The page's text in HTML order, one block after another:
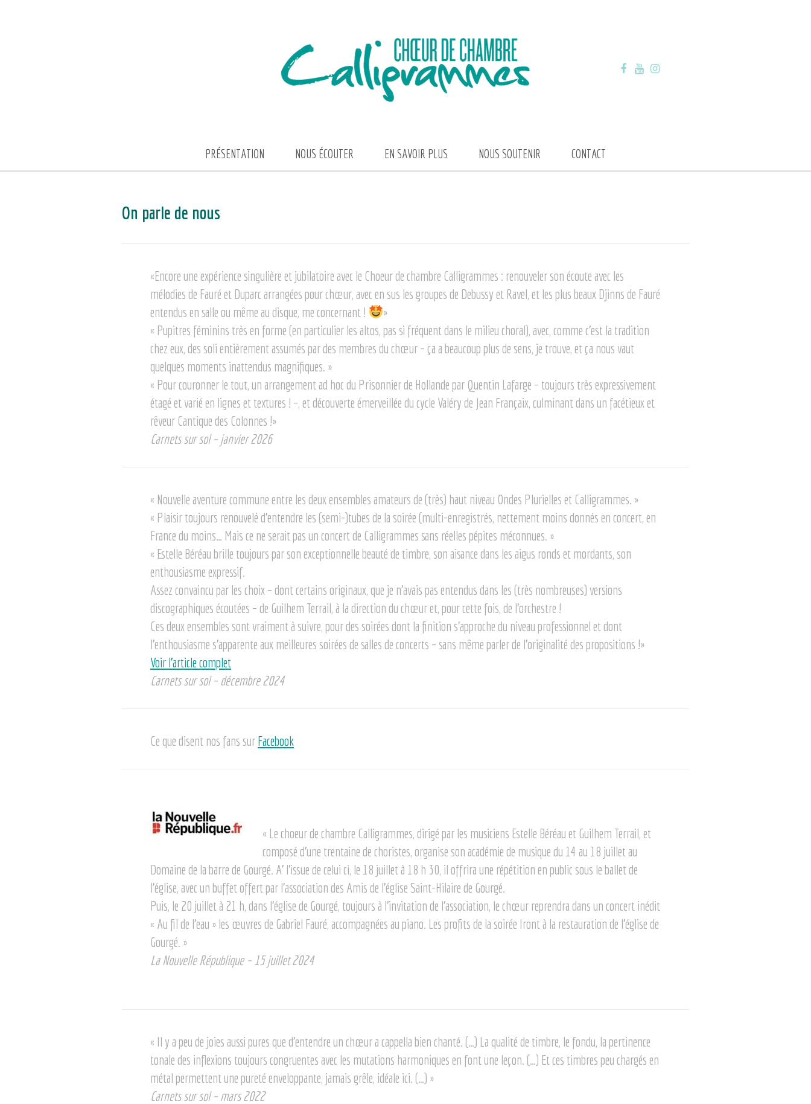
PRÉSENTATION NOUS ÉCOUTER EN SAVOIR PLUS NOUS SOUTENIR CONTACT
On parle de nous
«Encore une expérience singulière et jubilatoire avec le Choeur de chambre Calligrammes : renouveler son écoute avec les
mélodies de Fauré et Duparc arrangées pour chœur, avec en sus les groupes de Debussy et Ravel, et les plus beaux Djinns de Fauré
entendus en salle ou même au disque, me concernant !
»
« Pupitres féminins très en forme (en particulier les altos, pas si fréquent dans le milieu choral), avec, comme c’est la tradition
chez eux, des soli entièrement assumés par des membres du chœur – ça a beaucoup plus de sens, je trouve, et ça nous vaut
quelques moments inattendus magnifiques. »
« Pour couronner le tout, un arrangement ad hoc du Prisonnier de Hollande par Quentin Lafarge – toujours très expressivement
étagé et varié en lignes et textures ! –, et découverte émerveillée du cycle Valéry de Jean Françaix, culminant dans un facétieux et
rêveur Cantique des Colonnes !»
Carnets sur sol – janvier 2026
« Nouvelle aventure commune entre les deux ensembles amateurs de (très) haut niveau Ondes Plurielles et Calligrammes. »
« Plaisir toujours renouvelé d’entendre les (semi-)tubes de la soirée (multi-enregistrés, nettement moins donnés en concert, en
France du moins… Mais ce ne serait pas un concert de Calligrammes sans réelles pépites méconnues. »
« Estelle Béréau brille toujours par son exceptionnelle beauté de timbre, son aisance dans les aigus ronds et mordants, son
enthousiasme expressif.
Assez convaincu par les choix – dont certains originaux, que je n’avais pas entendus dans les (très nombreuses) versions
discographiques écoutées – de Guilhem Terrail, à la direction du chœur et, pour cette fois, de l’orchestre !
Ces deux ensembles sont vraiment à suivre, pour des soirées dont la finition s’approche du niveau professionnel et dont
l’enthousiasme s’apparente aux meilleures soirées de salles de concerts – sans même parler de l’originalité des propositions !»
Voir l’article complet
Carnets sur sol – décembre 2024
Ce que disent nos fans sur Facebook
« Le choeur de chambre Calligrammes, dirigé par les musiciens Estelle Béréau et Guilhem Terrail, et
composé d’une trentaine de choristes, organise son académie de musique du 14 au 18 juillet au
Domaine de la barre de Gourgé. A’ l’issue de celui ci, le 18 juillet à 18 h 30, il offrira une répétition en public sous le ballet de
l’église, avec un buffet offert par l’association des Amis de l’église Saint-Hilaire de Gourgé.
Puis, le 20 juillet à 21 h, dans l’église de Gourgé, toujours à l’invitation de l’association, le chœur reprendra dans un concert inédit
« Au fil de l’eau » les œuvres de Gabriel Fauré, accompagnées au piano. Les profits de la soirée Iront à la restauration de l’église de
Gourgé. »
La Nouvelle République – 15 juillet 2024
« Il y a peu de joies aussi pures que d’entendre un chœur a cappella bien chanté. (…) La qualité de timbre, le fondu, la pertinence
tonale des inflexions toujours congruentes avec les mutations harmoniques en font une leçon. (…) Et ces timbres peu chargés en
métal permettent une pureté enveloppante, jamais grêle, idéale ici. (…) »
Carnets sur sol – mars 2022